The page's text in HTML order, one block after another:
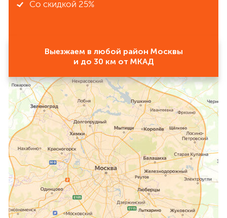
Со скидкой 25%
Выезжаем в любой район Москвы
и до 30 км от МКАД